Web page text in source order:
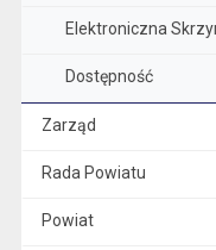
Elektroniczna
Dostępność
Zarząd
Rada Powiatu
Powiat